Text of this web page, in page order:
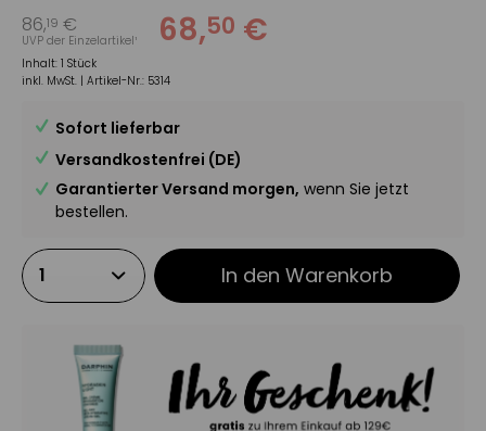
86,19 €
UVP der Einzelartikel¹ 68,50 €
Inhalt: 1 Stück
inkl. MwSt. | Artikel-Nr.: 5314
Sofort lieferbar
Versandkostenfrei (DE)
Garantierter Versand morgen, wenn Sie jetzt
bestellen.
In den Warenkorb